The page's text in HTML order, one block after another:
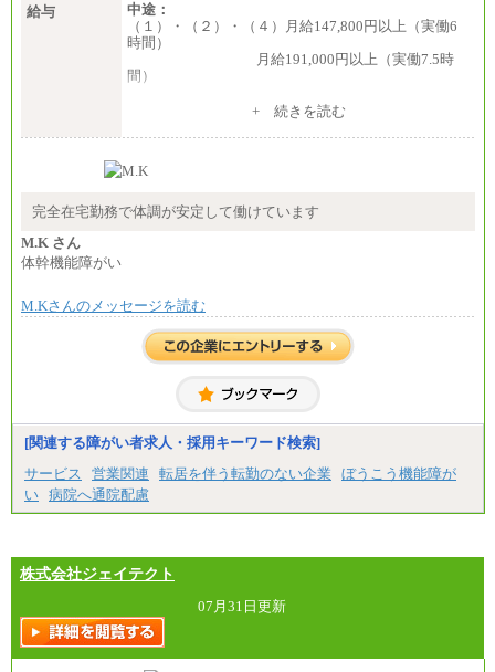
給与
中途：
（１）・（２）・（４）月給147,800円以上（実働6
時間）
月給191,000円以上（実働7.5時
間）
（３）月給191,000円以上（実働7.5時間）
（５）月給147,800円以上（実働6時間）
時給 1,226円（実働4.5時間）
間額換算額）
・退職金相当手当 37円
ざいません。
+ 続きを読む
完全在宅勤務で体調が安定して働けています
M.K さん
体幹機能障がい
M.Kさんのメッセージを読む
[関連する障がい者求人・採用キーワード検索]
サービス
営業関連 転居を伴う転勤のない企業
ぼうこう機能障が
い 病院へ通院配慮
株式会社ジェイテクト
07月31日更新